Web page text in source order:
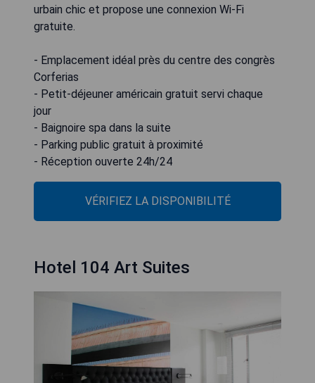
urbain chic et propose une connexion Wi-Fi
gratuite.
- Emplacement idéal près du centre des congrès
Corferias
- Petit-déjeuner américain gratuit servi chaque
jour
- Baignoire spa dans la suite
- Parking public gratuit à proximité
- Réception ouverte 24h/24
VÉRIFIEZ LA DISPONIBILITÉ
Hotel 104 Art Suites